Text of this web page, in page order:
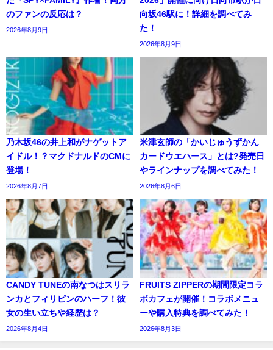
のファンの反応は？
2026年8月9日
向坂46駅に！詳細を調べてみ
た！
2026年8月9日
乃木坂46の井上和がナゲットア
イドル！？マクドナルドのCMに
登場！
2026年8月7日
米津玄師の「かいじゅうずかん
カードウエハース」とは?発売日
やラインナップを調べてみた！
2026年8月6日
CANDY TUNEの南なつはスリラ
ンカとフィリピンのハーフ！彼
女の生い立ちや経歴は？
2026年8月4日
FRUITS ZIPPERの期間限定コラ
ボカフェが開催！コラボメニュ
ーや購入特典を調べてみた！
2026年8月3日